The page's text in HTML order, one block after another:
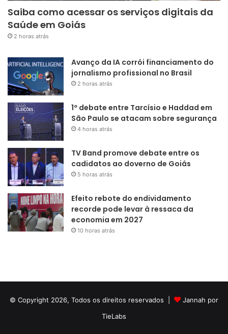
Saiba como acessar os serviços digitais da
Saúde em Goiás
2 horas atrás
Avanço da IA corrói financiamento do
jornalismo profissional no Brasil
2 horas atrás
1º debate entre Tarcísio e Haddad em
São Paulo se atacam sobre segurança
4 horas atrás
TV Band promove debate entre os
cadidatos ao doverno de Goiás
5 horas atrás
Efeito rebote do endividamento
recorde pode levar à ressaca da
economia em 2027
10 horas atrás
© Copyright 2026, Todos os direitos reservados |
Jannah por
TieLabs